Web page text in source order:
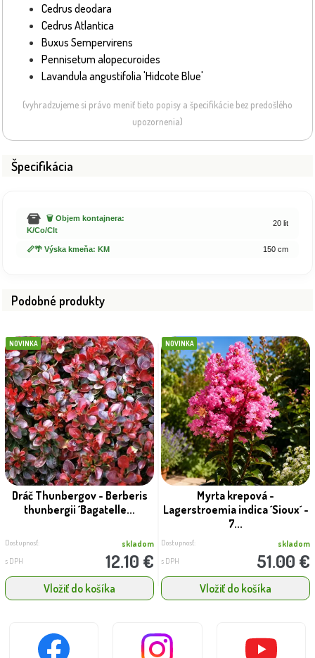
Cedrus deodara
Cedrus Atlantica
Buxus Sempervirens
Pennisetum alopecuroides
Lavandula angustifolia 'Hidcote Blue'
(vyhradzujeme si právo meniť tieto popisy a špecifikácie bez predošlého
upozornenia)
Špecifikácia
🗑️ Objem kontajnera:
K/Co/Clt
20 lit
📏🌴 Výska kmeňa: KM 150 cm
Podobné produkty
NOVINKA
Dráč Thunbergov - Berberis
thunbergii ´Bagatelle...
Dostupnosť: skladom
s DPH 12.10 €
Vložiť do košíka
NOVINKA
Myrta krepová -
Lagerstroemia indica ´Sioux´ -
7...
Dostupnosť: skladom
s DPH 51.00 €
Vložiť do košíka